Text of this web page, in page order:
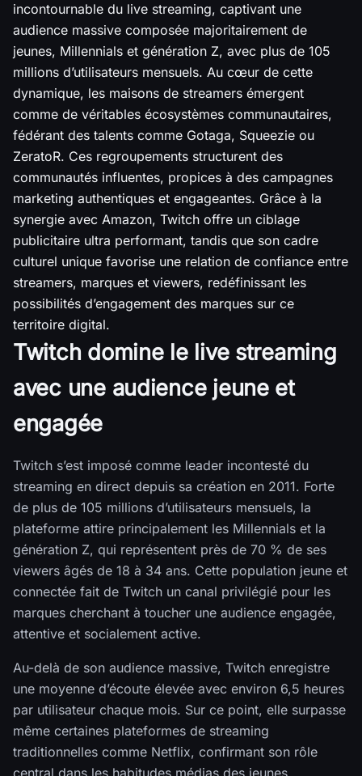
incontournable du live streaming, captivant une
audience massive composée majoritairement de
jeunes, Millennials et génération Z, avec plus de 105
millions d’utilisateurs mensuels. Au cœur de cette
dynamique, les maisons de streamers émergent
comme de véritables écosystèmes communautaires,
fédérant des talents comme Gotaga, Squeezie ou
ZeratoR. Ces regroupements structurent des
communautés influentes, propices à des campagnes
marketing authentiques et engageantes. Grâce à la
synergie avec Amazon, Twitch offre un ciblage
publicitaire ultra performant, tandis que son cadre
culturel unique favorise une relation de confiance entre
streamers, marques et viewers, redéfinissant les
possibilités d’engagement des marques sur ce
territoire digital.
Twitch domine le live streaming
avec une audience jeune et
engagée
Twitch s’est imposé comme leader incontesté du
streaming en direct depuis sa création en 2011. Forte
de plus de 105 millions d’utilisateurs mensuels, la
plateforme attire principalement les Millennials et la
génération Z, qui représentent près de 70 % de ses
viewers âgés de 18 à 34 ans. Cette population jeune et
connectée fait de Twitch un canal privilégié pour les
marques cherchant à toucher une audience engagée,
attentive et socialement active.
Au-delà de son audience massive, Twitch enregistre
une moyenne d’écoute élevée avec environ 6,5 heures
par utilisateur chaque mois. Sur ce point, elle surpasse
même certaines plateformes de streaming
traditionnelles comme Netflix, confirmant son rôle
central dans les habitudes médias des jeunes.